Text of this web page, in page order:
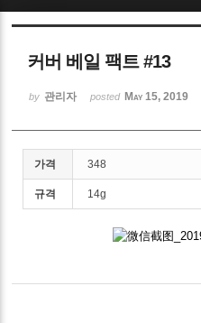
커버 베일 팩트 #13
by 관리자 posted May 15, 2019
가격 348
규격 14g
Sketchbook5, 스
Sketchbook5,